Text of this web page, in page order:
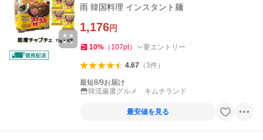
雨 韓国料理 インスタント麺
1,176円
10% （ 107pt） 要エントリー
4.67（3件）
最短8/9お届け
韓流厳選グルメ キムチランド
最安値を見る